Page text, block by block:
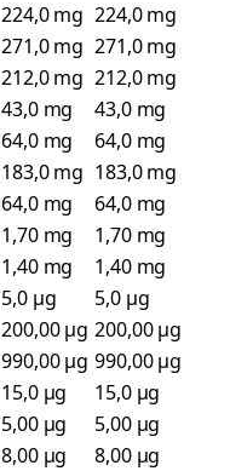
224,0 mg 224,0 mg
271,0 mg 271,0 mg
212,0 mg 212,0 mg
43,0 mg
43,0 mg
64,0 mg
64,0 mg
183,0 mg 183,0 mg
64,0 mg
64,0 mg
1,70 mg
1,70 mg
1,40 mg
1,40 mg
5,0 µg
5,0 µg
200,00 µg 200,00 µg
990,00 µg 990,00 µg
15,0 µg
15,0 µg
5,00 µg
5,00 µg
8,00 µg
8,00 µg